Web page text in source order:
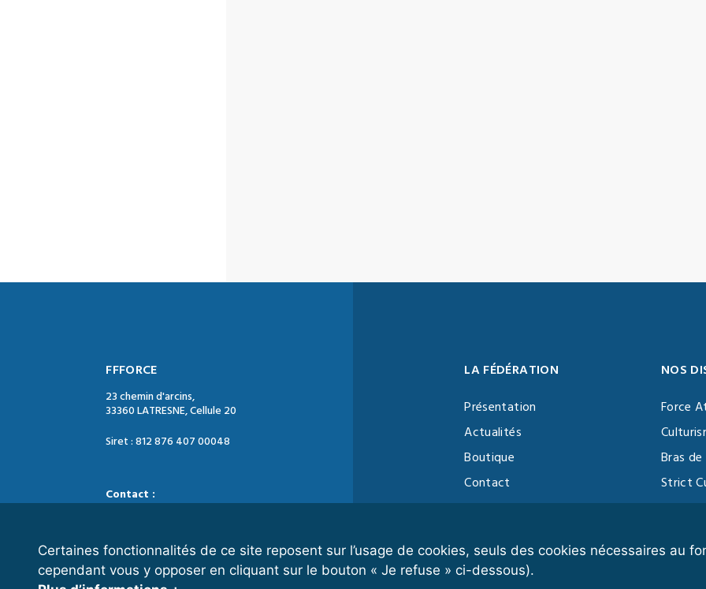
Certaines fonctionnalités de ce site reposent sur l’usage de cookies, seuls des cookies nécessaires au
cependant vous y opposer en cliquant sur le bouton « Je refuse » ci-dessous).
FFFORCE
23 chemin d'arcins,
33360 LATRESNE, Cellule 20
Siret : 812 876 407 00048
Contact :
Horaires d’ouverture :
LA FÉDÉRATION
Présentation
Actualités
Boutique
Contact
Vidéothèque
NOS
Force
Bras
Strict